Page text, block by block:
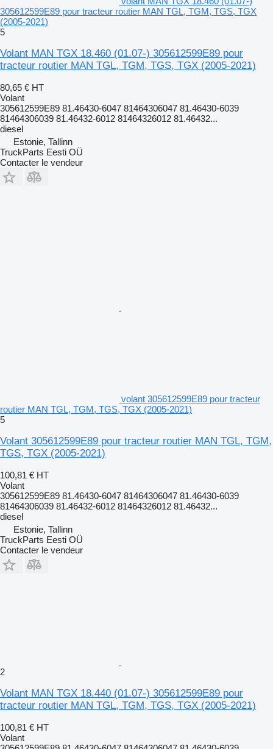
305612599E89 pour tracteur routier MAN TGL, TGM, TGS, TGX
(2005-2021)
5
Volant MAN TGX 18.460 (01.07-) 305612599E89 pour
tracteur routier MAN TGL, TGM, TGS, TGX (2005-2021)
80,65 € HT
Volant
305612599E89 81.46430-6047 81464306047 81.46430-6039
81464306039 81.46432-6012 81464326012 81.46432...
diesel
Estonie, Tallinn
TruckParts Eesti OÜ
Contacter le vendeur
volant 305612599E89 pour tracteur
routier MAN TGL, TGM, TGS, TGX (2005-2021)
5
Volant 305612599E89 pour tracteur routier MAN TGL, TGM,
TGS, TGX (2005-2021)
100,81 € HT
Volant
305612599E89 81.46430-6047 81464306047 81.46430-6039
81464306039 81.46432-6012 81464326012 81.46432...
diesel
Estonie, Tallinn
TruckParts Eesti OÜ
Contacter le vendeur
2
Volant MAN TGX 18.440 (01.07-) 305612599E89 pour
tracteur routier MAN TGL, TGM, TGS, TGX (2005-2021)
100,81 € HT
Volant